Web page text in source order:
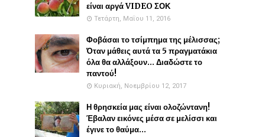
είναι αργά VIDEO ΣΟΚ
Τετάρτη, Μαΐου 11, 2016
Φοβάσαι το τσίμπημα της μέλισσας;
Όταν μάθεις αυτά τα 5 πραγματάκια
όλα θα αλλάξουν... Διαδώστε το
παντού!
Κυριακή, Νοεμβρίου 12, 2017
Η θρησκεία μας είναι ολοζώντανη!
Έβαλαν εικόνες μέσα σε μελίσσι και
έγινε το θαύμα...